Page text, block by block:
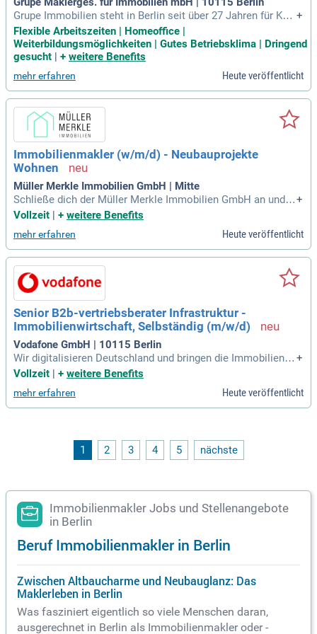
Grupe Immobilien steht in Berlin seit über 27 Jahren für Ko
mpetenz, Verlässlichkeit und Erfolg. Als eines der bekannte
sten und seriösesten Maklerhäuser in der Region genießen
wir einen sehr guten Ruf und das Vertrauen unserer Kunden.
+
Flexible Arbeitszeiten | Homeoffice |
Weiterbildungsmöglichkeiten | Gutes Betriebsklima | Dringend
gesucht | + weitere Benefits
mehr erfahren Heute veröffentlicht
Immobilienmakler (w/m/d) - Neubauprojekte
Wohnen
Müller Merkle Immobilien GmbH | Mitte
Schließe dich der Müller Merkle Immobilien GmbH an und ü
bernimm Verantwortung in einem dynamischen Team, das a
nem wachsenden Unternehmen mit Standorten in Heidelber
g, Frankfurt und Berlin. Bewerbe dich jetzt!
+
Vollzeit | + weitere Benefits
mehr erfahren Heute veröffentlicht
Senior B2b-vertriebsberater Infrastruktur -
Immobilienwirtschaft, Selbständig (m/w/d)
Vodafone GmbH | 10115 Berlin
Wir digitalisieren Deutschland und bringen die Immobilienwi
rtschaft mit modernen Glasfaser und Infrastrukturlösungen
eibung.
+
Vollzeit
+ weitere Benefits
mehr erfahren Heute veröffentlicht
1 2 3 4 5 nächste
Immobilienmakler Jobs und Stellenangebote
in Berlin
Beruf Immobilienmakler in Berlin
Zwischen Altbaucharme und Neubauglanz: Das
Maklerleben in Berlin
Was fasziniert eigentlich so viele Menschen daran,
ausgerechnet in Berlin als Immobilienmakler oder -